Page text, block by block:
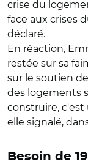
crise du
face aux crises
déclaré.
En réaction,
restée sur sa
sur le soutien
des logements
construire,
elle signalé,
Besoin de